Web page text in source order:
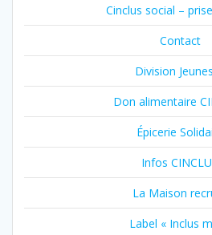
Cinclus social –
Contact
Division
Don alimentaire
Épicerie
Infos
La Maison
Label « Inclus